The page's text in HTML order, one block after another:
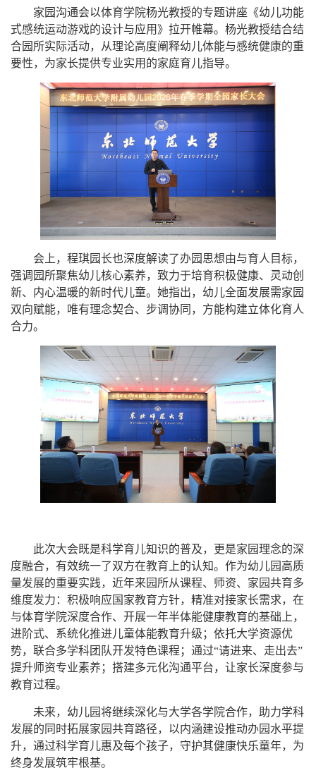
家园沟通会以体育学院杨光教授的专题讲座 《幼儿功能
式感统运动游戏的设计与应用》 拉开帷幕。 杨光教授结合结
合园所实际活动，从理论高度阐释幼儿体能与感统健康的重
要性，为家长提供专业实用的家庭育儿指导。
会上，程琪园长也深度解读了办园思想由与育人目标，
强调园所聚焦幼儿核心素养，致力于培育积极健康、灵动创
新、内心温暖的新时代儿童。她指出，幼儿全面发展需家园
双向赋能，唯有理念契合、步调协同，方能构建立体化育人
合力。
此次大会既是科学育儿知识的普及，更是家园理念的深
度融合，有效统一了双方在教育上的认知。作为幼儿园高质
量发展的重要实践，近年来园所从课程、师资、家园共育多
维度发力：积极响应国家教育方针，精准对接家长需求， 在
与体育学院深度合作、开展一年半体能健康教育的基础上，
进阶式、 系统化推进儿童体能教育升级 ； 依托大学资源优
势，联合多学科团队开发特色课程；通过“请进来、走出去”
提升师资专业素养；搭建多元化沟通平台，让家长深度参与
教育过程。
未来，幼儿园将继续深化与大学各学院合作，助力学科
发展的同时拓展家园共育路径，以内涵建设推动办园水平提
升， 通过科学育儿惠及每个孩子，守护其健康快乐童年，为
终身发展筑牢根基。